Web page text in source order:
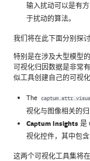
输入扰动可以是有
于扰动的算法。
我们将在此下面分别探
特别是在涉及大型模型
可视化归因数据是非常
似工具创建自己的可视
The
视化与图像相关的归
Captum Insights 是
视化控件，其中包
这两个可视化工具集将